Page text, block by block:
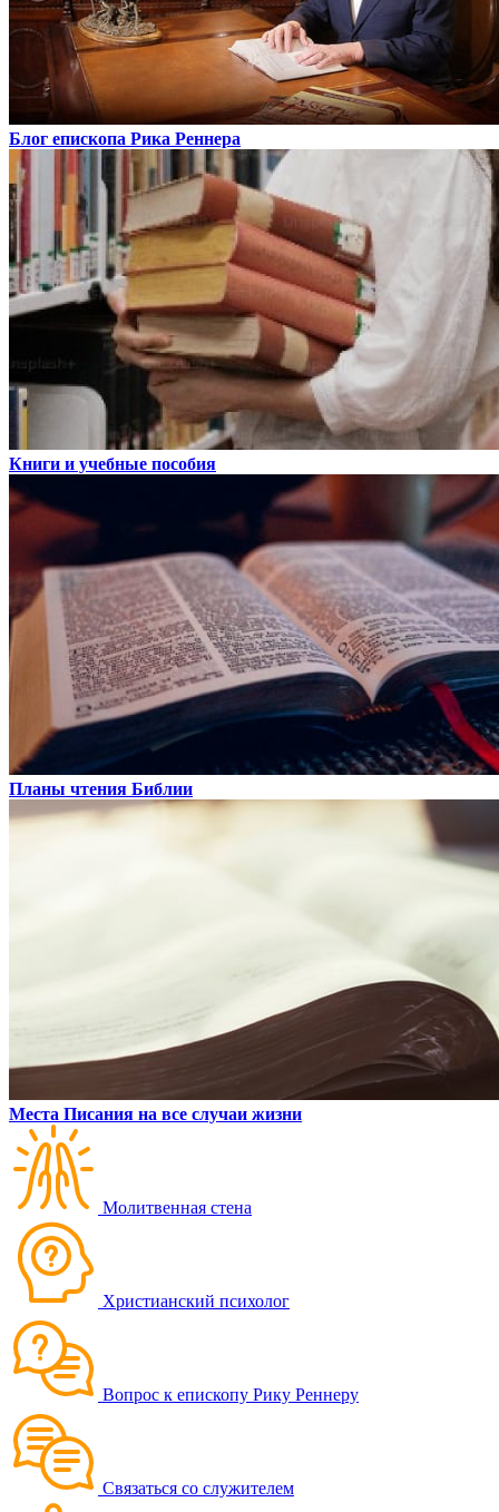
Блог епископа Рика Реннера
Книги и учебные пособия
Планы чтения Библии
Места Писания на все случаи жизни
Молитвенная стена
Христианский психолог
Вопрос к епископу Рику Реннеру
Связаться со служителем